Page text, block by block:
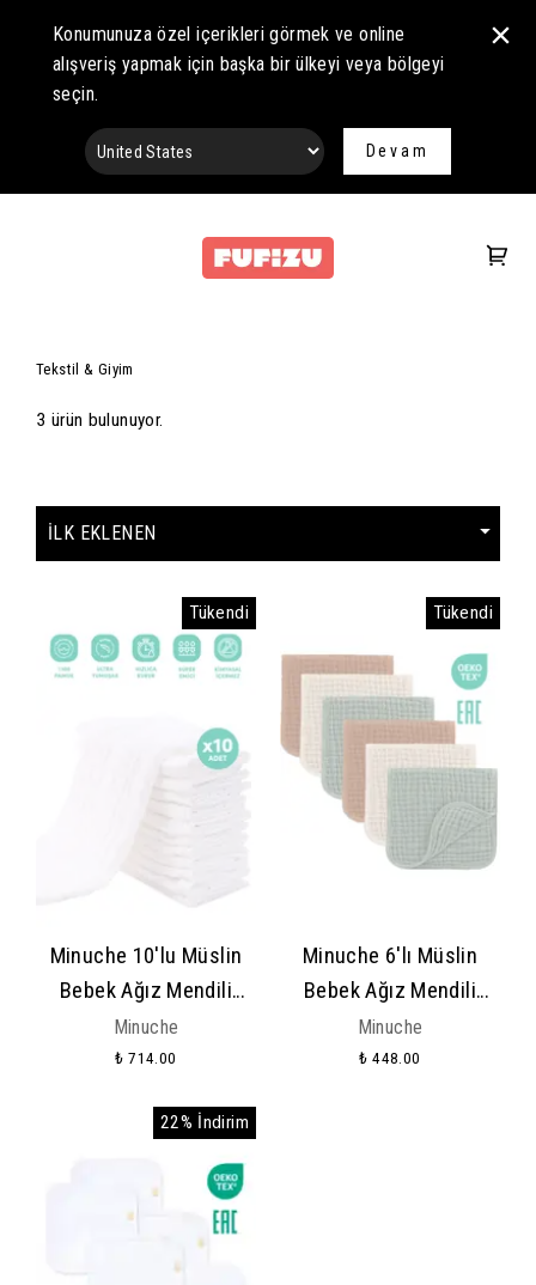
Konumunuza özel içerikleri görmek ve online
alışveriş yapmak için başka bir ülkeyi veya bölgeyi
seçin.
Devam
Tekstil & Giyim
3 ürün bulunuyor.
Tükendi
Minuche 10'lu Müslin
Bebek Ağız Mendili
25X50 cm - 4 Katlı Ultra
Yumuşak %100 Pamuk
Minuche
₺ 714.00
Tükendi
Minuche 6'lı Müslin
Bebek Ağız Mendili
25X50 cm - 4 Katlı Ultra
Yumuşak %100 Pamuk
Minuche
₺ 448.00
22% İndirim